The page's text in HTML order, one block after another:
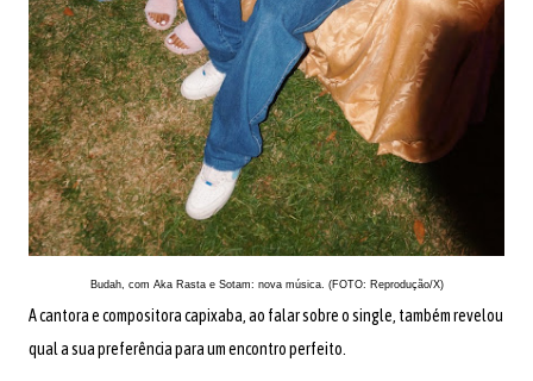
Budah, com Aka Rasta e Sotam: nova música. (FOTO: Reprodução/X)
A cantora e compositora capixaba, ao falar sobre o single, também revelou
qual a sua preferência para um encontro perfeito.